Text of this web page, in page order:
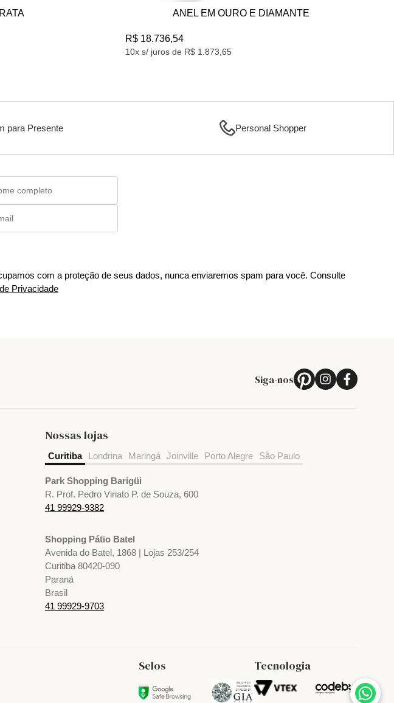
ANEL EM OURO E DIAMANTE
10x s/ juros de R$ 1.873,65
R$ 18.736,54
para Presente Personal Shopper
Anel Solitário em Ouro Branco e
R$ 5.054,72
com a proteção de seus dados, nunca enviaremos spam para você. Consulte
Privacidade
Siga-nos
Nossas lojas
Curitiba Londrina Maringá Joinville Porto Alegre São Paulo
Park Shopping Barigüi
R. Prof. Pedro Viriato P. de Souza, 600
41 99929-9382
Shopping Pátio Batel
Avenida do Batel, 1868 | Lojas 253/254
Curitiba 80420-090
Paraná
Brasil
41 99929-9703
Selos Tecnologia